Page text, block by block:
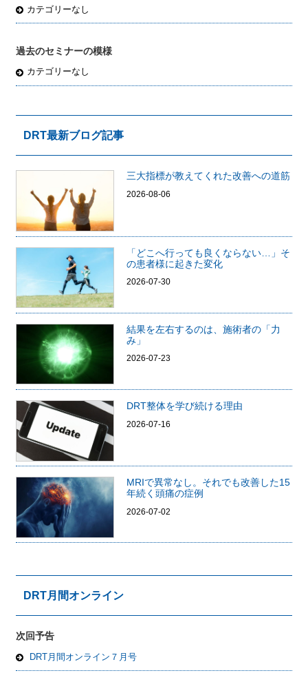
カテゴリーなし
過去のセミナーの模様
カテゴリーなし
DRT最新ブログ記事
三大指標が教えてくれた改善への道筋
2026-08-06
「どこへ行っても良くならない…」そ
の患者様に起きた変化
2026-07-30
結果を左右するのは、施術者の「力
み」
2026-07-23
DRT整体を学び続ける理由
2026-07-16
MRIで異常なし。それでも改善した15
年続く頭痛の症例
2026-07-02
DRT月間オンライン
次回予告
DRT月間オンライン７月号